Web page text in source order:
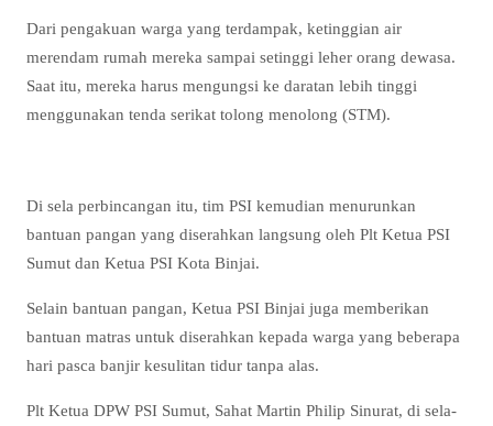
Dari pengakuan warga yang terdampak, ketinggian air
merendam rumah mereka sampai setinggi leher orang dewasa.
Saat itu, mereka harus mengungsi ke daratan lebih tinggi
menggunakan tenda serikat tolong menolong (STM).
Di sela perbincangan itu, tim PSI kemudian menurunkan
bantuan pangan yang diserahkan langsung oleh Plt Ketua PSI
Sumut dan Ketua PSI Kota Binjai.
Selain bantuan pangan, Ketua PSI Binjai juga memberikan
bantuan matras untuk diserahkan kepada warga yang beberapa
hari pasca banjir kesulitan tidur tanpa alas.
Plt Ketua DPW PSI Sumut, Sahat Martin Philip Sinurat, di sela-